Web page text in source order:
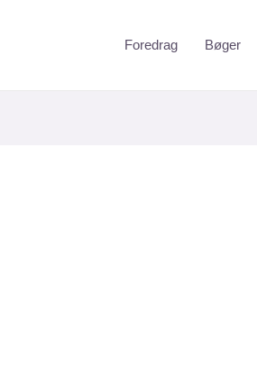
Foredrag Bøger